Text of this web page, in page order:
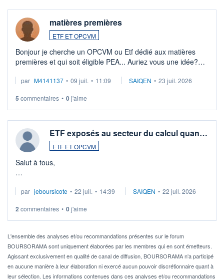
matières premières
ETF ET OPCVM
Bonjour je cherche un OPCVM ou Etf dédié aux matières
premières et qui soit éligible PEA... Auriez vous une idée?
par M4141137 • 09 juil. • 11:09 SAIQEN • 23 juil. 2026
5 commentaires • 0j'aime
ETF exposés au secteur du calcul quan…
ETF ET OPCVM
Salut à tous,
via un ETF plutôt que des actions individuelles.
Idéalement, je voudrais qu'il soit éligible au PEA.
Pour l' ...
par jeboursicote • 22 juil. • 14:39 SAIQEN • 22 juil. 2026
2 commentaires • 0j'aime
L'ensemble des analyses et/ou recommandations présentes sur le forum
BOURSORAMA sont uniquement élaborées par les membres qui en sont émetteurs.
Agissant exclusivement en qualité de canal de diffusion, BOURSORAMA n'a participé
en aucune manière à leur élaboration ni exercé aucun pouvoir discrétionnaire quant à
leur sélection. Les informations contenues dans ces analyses et/ou recommandations